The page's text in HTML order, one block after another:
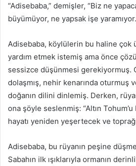
“Adisebaba,” demişler, “Biz ne
büyümüyor, ne yapsak işe
Adisebaba, köylülerin bu haline çok
yardım etmek istemiş ama önce
sessizce düşünmesi gerekiyormuş.
dolaşmış, nehir kenarında oturmuş
doğanın dilini dinlemiş. Derken,
ona şöyle seslenmiş: “Altın Tohum’u
hayatı yeniden yeşertecek ve
Adisebaba, bu rüyanın peşine
Sabahın ilk ışıklarıyla ormanın